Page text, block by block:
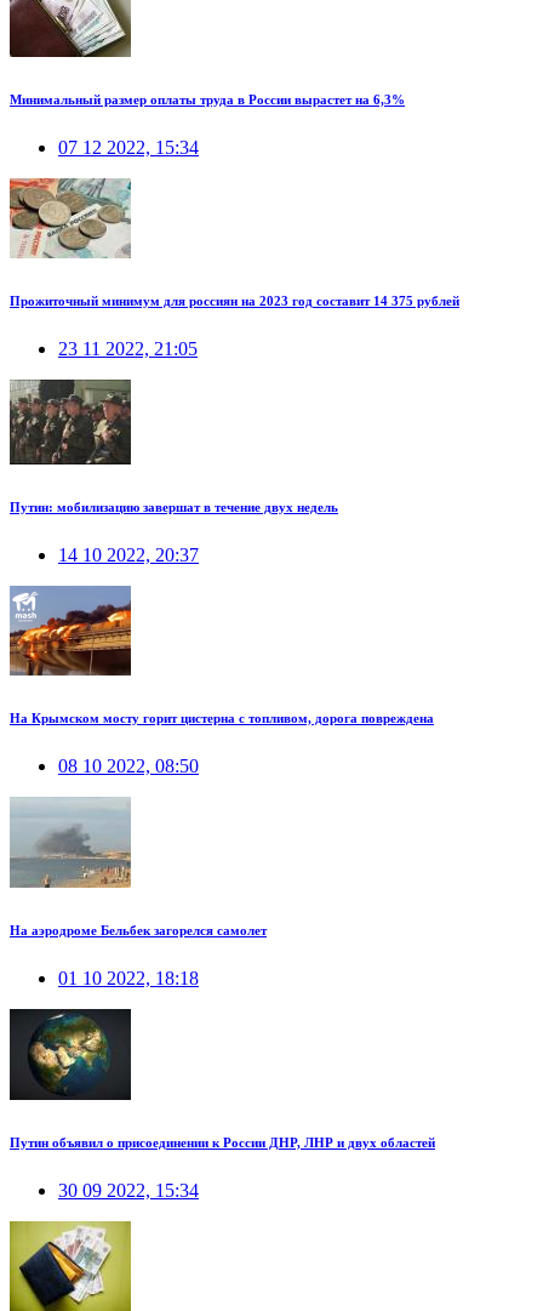
Минимальный размер оплаты труда в России вырастет на 6,3%
07 12 2022, 15:34
Прожиточный минимум для россиян на 2023 год составит 14 375 рублей
23 11 2022, 21:05
Путин: мобилизацию завершат в течение двух недель
14 10 2022, 20:37
На Крымском мосту горит цистерна с топливом, дорога повреждена
08 10 2022, 08:50
На аэродроме Бельбек загорелся самолет
01 10 2022, 18:18
Путин объявил о присоединении к России ДНР, ЛНР и двух областей
30 09 2022, 15:34